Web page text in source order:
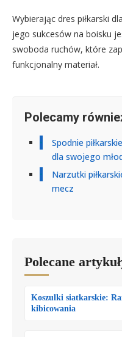
Wybierając dres piłkarski
jego sukcesów na boisku
swoboda ruchów, które
funkcjonalny materiał.
Polecamy
Spodnie
dla swojego
Narzutki
mecz
Polecane
Koszulki siatkarskie:
kibicowania